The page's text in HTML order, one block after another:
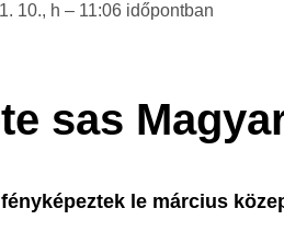
10., h – 11:06 időpontban
sas
le március